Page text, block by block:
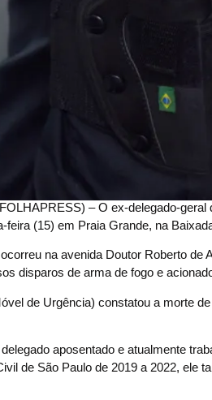
– O ex-delegado-
(15) em Praia Grande, na
na avenida Doutor Roberto
disparos de arma de fogo e
de Urgência) constatou a morte
aposentado e atualmente
de São Paulo de 2019 a 2022, ele